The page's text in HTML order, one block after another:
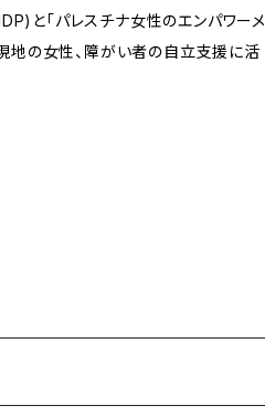
と「パレスチナ女性のエンパワーメ
地の女性、障がい者の自立支援に活